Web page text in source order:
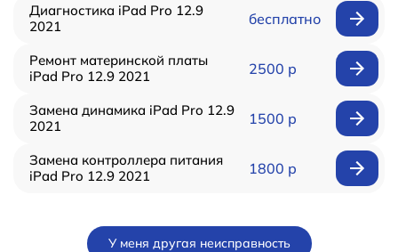
Диагностика iPad Pro 12.9
2021
бесплатно
Ремонт материнской платы
iPad Pro 12.9 2021
2500 р
Замена динамика iPad Pro 12.9
2021
1500 р
Замена контроллера питания
iPad Pro 12.9 2021
1800 р
У меня другая неисправность